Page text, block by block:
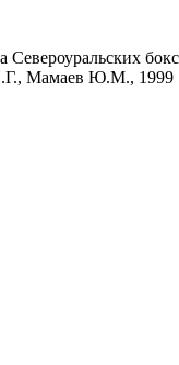
Североуральских
Ю.М., 1999